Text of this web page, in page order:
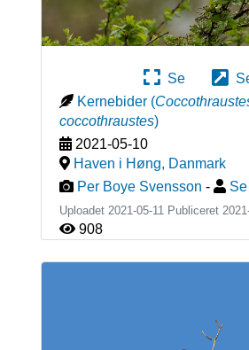
Se
Kernebider (
coccothraustes)
2021-05-10
Haven i Høng, Danmark
Per Boye Svensson - Se
Uploadet 2021-05-11 Publiceret
908